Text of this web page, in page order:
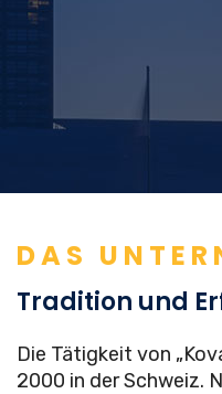
DAS
Tradition und
Die Tätigkeit von
2000 in der Schweiz.